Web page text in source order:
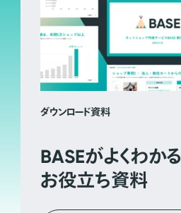
ダウンロード資料
BASEがよくわかる
お役立ち資料